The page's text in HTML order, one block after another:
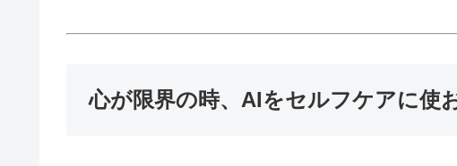
心が限界の時、AIをセルフケアに使